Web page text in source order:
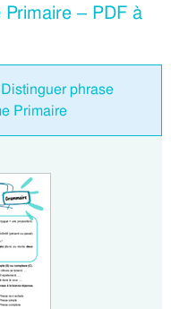
– PDF à
phrase
Primaire